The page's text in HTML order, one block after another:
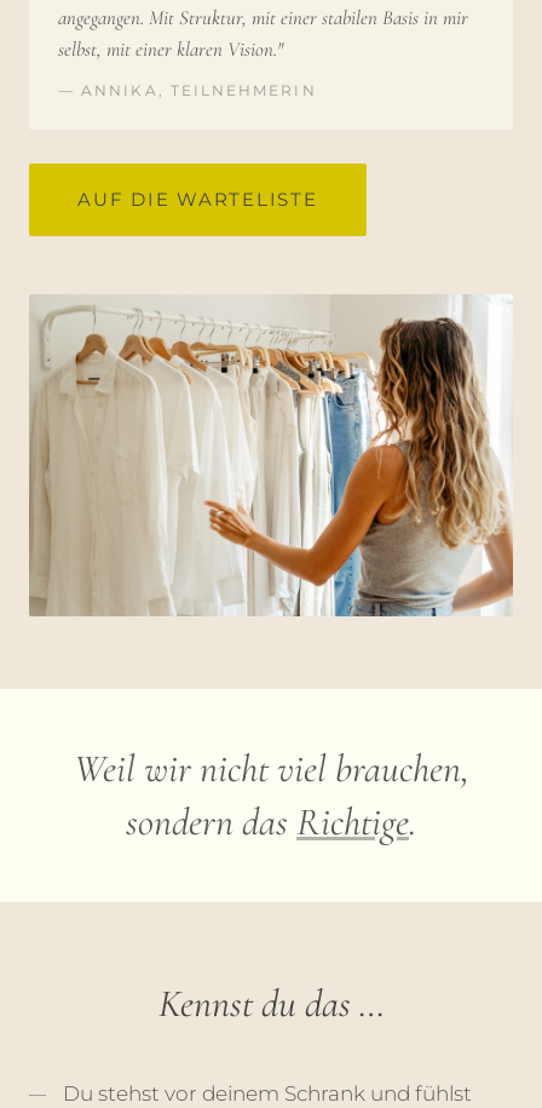
angegangen. Mit Struktur, mit einer stabilen Basis in mir
selbst, mit einer klaren Vision."
— ANNIKA, TEILNEHMERIN
AUF DIE WARTELISTE
Weil wir nicht viel brauchen,
sondern das Richtige.
Kennst du das …
Du stehst vor deinem Schrank und fühlst